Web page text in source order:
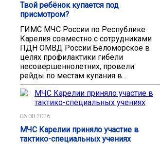
Твой ребёнок купается под
присмотром?
ГИМС МЧС России по Республике
Карелия совместно с сотрудниками
ПДН ОМВД России Беломорское в
целях профилактики гибели
несовершеннолетних, провели
рейды по местам купания в...
06.08.2026
МЧС Карелии приняло участие в
тактико-специальных учениях